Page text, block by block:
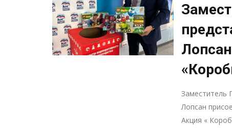
Заместитель
Лопсан
Акция «